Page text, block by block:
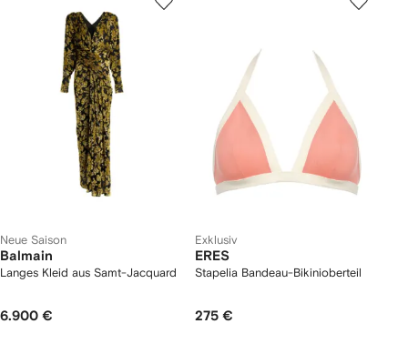
Neue Saison
Balmain
Langes Kleid aus Samt-Jacquard
6.900 €
Exklusiv
ERES
Stapelia Bandeau-Bikinioberteil
275 €